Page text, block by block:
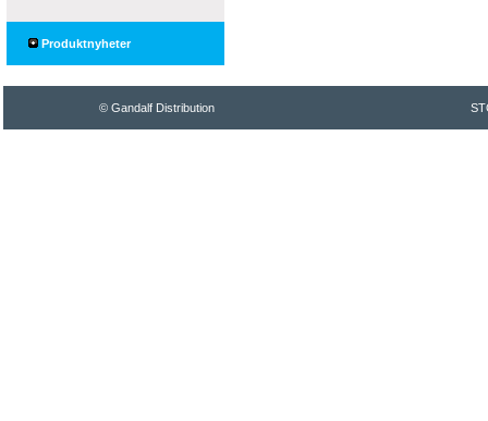
Produktnyheter
© Gandalf Distribution